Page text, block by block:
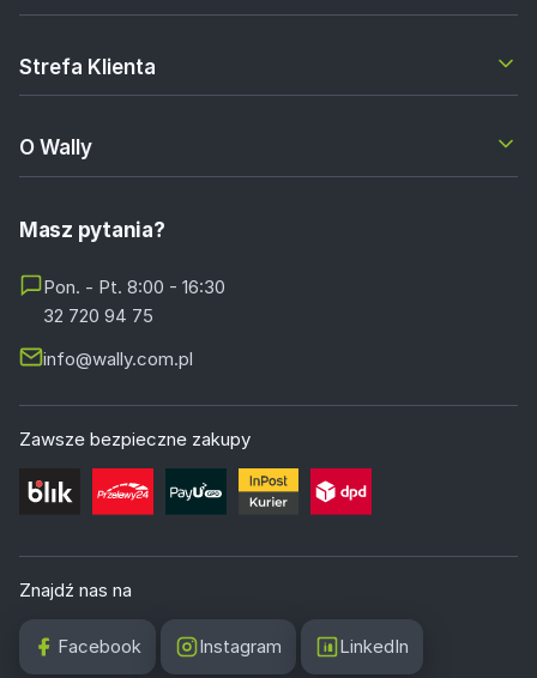
Strefa Klienta
O Wally
Masz pytania?
Pon. - Pt. 8:00 - 16:30
32 720 94 75
info@wally.com.pl
Zawsze bezpieczne zakupy
Znajdź nas na
Facebook Instagram LinkedIn